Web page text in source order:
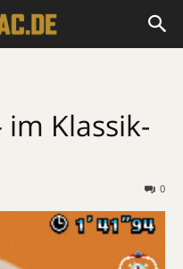
im Klassik-
0